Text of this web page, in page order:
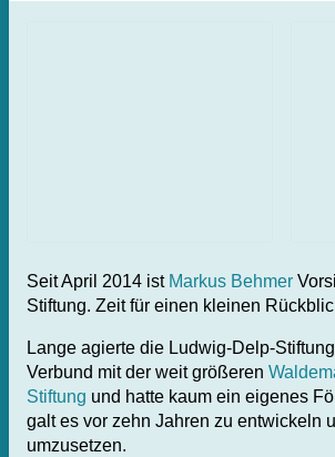
Seit April 2014 ist Markus Behmer
Stiftung. Zeit für einen kleinen
Lange agierte die Ludwig-Delp-
Verbund mit der weit größeren
Stiftung und hatte kaum ein eigenes
galt es vor zehn Jahren zu entwickeln
umzusetzen.